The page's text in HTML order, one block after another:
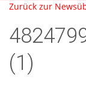
Zurück zur
(1)